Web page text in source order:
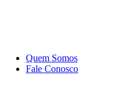
Quem Somos
Fale Conosco